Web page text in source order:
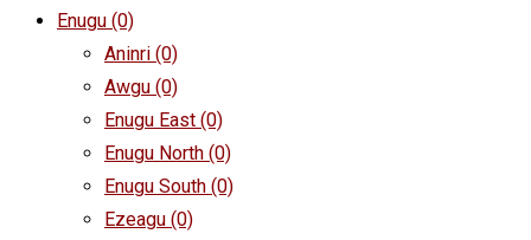
Enugu (0)
Aninri (0)
Awgu (0)
Enugu East (0)
Enugu North (0)
Enugu South (0)
Ezeagu (0)